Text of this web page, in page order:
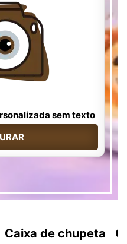
sem texto
Caixa de chupeta